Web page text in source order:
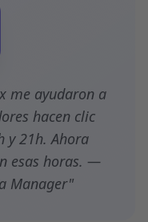
me ayudaron a
hacen clic
y 21h. Ahora
esas horas. —
Manager"